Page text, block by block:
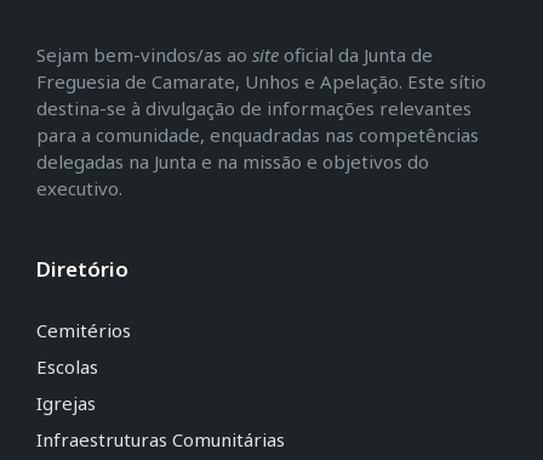
Sejam bem-vindos/as ao site oficial da Junta de
Freguesia de Camarate, Unhos e Apelação. Este sítio
destina-se à divulgação de informações relevantes
para a comunidade, enquadradas nas competências
delegadas na Junta e na missão e objetivos do
executivo.
Diretório
Cemitérios
Escolas
Igrejas
Infraestruturas Comunitárias